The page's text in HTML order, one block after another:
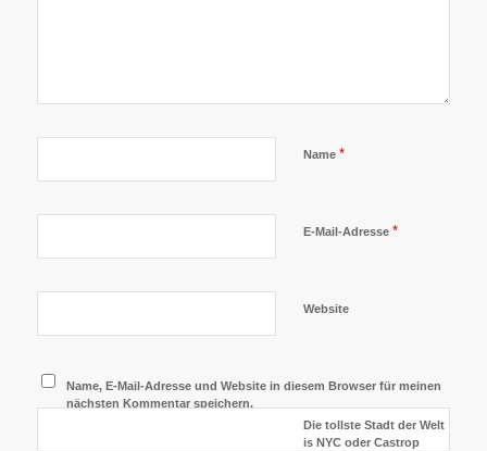
Name *
E-Mail-Adresse *
Website
Name, E-Mail-Adresse und Website in diesem Browser für meinen
nächsten Kommentar speichern.
Die tollste Stadt der Welt
is NYC oder Castrop